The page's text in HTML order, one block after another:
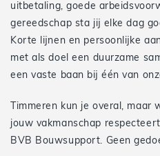
uitbetaling, goede
gereedschap sta jij elke dag
Korte lijnen en persoonlijke
met als doel een duurzame
een vaste baan bij één van
Timmeren kun je overal, maar
jouw vakmanschap
BVB Bouwsupport. Geen